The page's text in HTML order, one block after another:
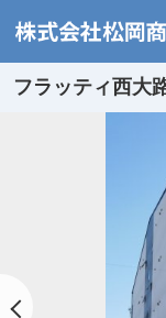
フラッティ西大